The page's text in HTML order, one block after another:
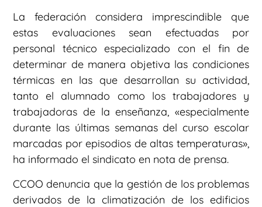
La federación considera imprescindible que
estas evaluaciones sean efectuadas por
personal técnico especializado con el fin de
determinar de manera objetiva las condiciones
térmicas en las que desarrollan su actividad,
tanto el alumnado como los trabajadores y
trabajadoras de la enseñanza, «especialmente
durante las últimas semanas del curso escolar
marcadas por episodios de altas temperaturas»,
ha informado el sindicato en nota de prensa.
CCOO denuncia que la gestión de los problemas
derivados de la climatización de los edificios